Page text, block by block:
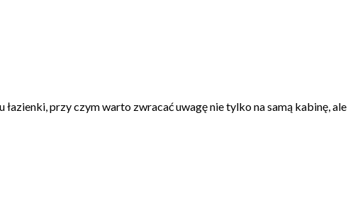
przy czym warto zwracać uwagę nie tylko na samą kabinę,